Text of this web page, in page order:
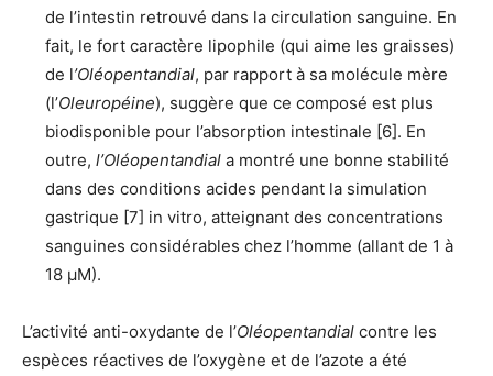
de l’intestin retrouvé dans la circulation sanguine. En
fait, le fort caractère lipophile (qui aime les graisses)
de l’Oléopentandial, par rapport à sa molécule mère
(l’Oleuropéine), suggère que ce composé est plus
biodisponible pour l’absorption intestinale [6]. En
outre, l’Oléopentandial a montré une bonne stabilité
dans des conditions acides pendant la simulation
gastrique [7] in vitro, atteignant des concentrations
sanguines considérables chez l’homme (allant de 1 à
18 µM).
L’activité anti-oxydante de l’Oléopentandial contre les
espèces réactives de l’oxygène et de l’azote a été